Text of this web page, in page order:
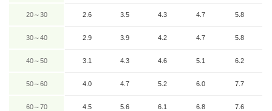
20～30 2.6 3.5 4.3 4.7 5.8
30～40 2.9 3.9 4.2 4.7 5.8
40～50 3.1 4.3 4.6 5.1 6.2
50～60 4.0 4.7 5.2 6.0 7.7
60～70 4.5 5.6 6.1 6.8 7.6